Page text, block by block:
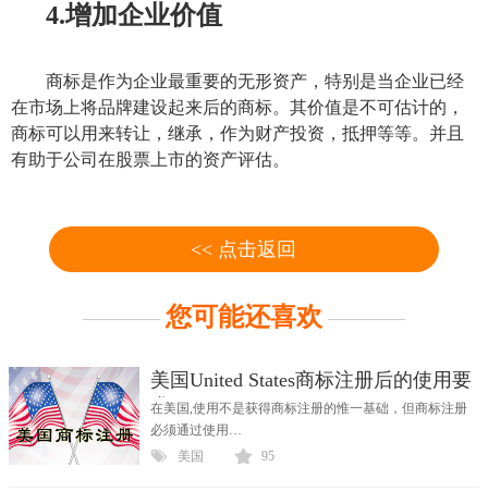
4.增加企业价值
商标是作为企业最重要的无形资产，特别是当企业已经
在市场上将品牌建设起来后的商标。其价值是不可估计的，
商标可以用来转让，继承，作为财产投资，抵押等等。并且
有助于公司在股票上市的资产评估。
<< 点击返回
您可能还喜欢
美国United States商标注册后的使用要
求
在美国,使用不是获得商标注册的惟一基础，但商标注册
必须通过使用…
美国
95